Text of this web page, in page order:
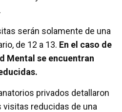
serán solamente de una
de 12 a 13. En el caso de
Mental se encuentran
privados detallaron
visitas reducidas de una